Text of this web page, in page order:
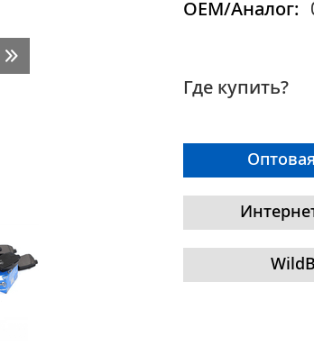
OEM/Аналог:
Где купить?